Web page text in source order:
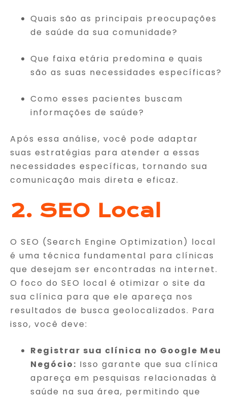
Quais são as principais preocupações
de saúde da sua comunidade?
Que faixa etária predomina e quais
são as suas necessidades específicas?
Como esses pacientes buscam
informações de saúde?
Após essa análise, você pode adaptar
suas estratégias para atender a essas
necessidades específicas, tornando sua
comunicação mais direta e eficaz.
2. SEO Local
O SEO (Search Engine Optimization) local
é uma técnica fundamental para clínicas
que desejam ser encontradas na internet.
O foco do SEO local é otimizar o site da
sua clínica para que ele apareça nos
resultados de busca geolocalizados. Para
isso, você deve:
Registrar sua clínica no Google Meu
Negócio: Isso garante que sua clínica
apareça em pesquisas relacionadas à
saúde na sua área, permitindo que